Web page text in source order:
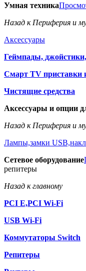
Умная техника
Назад к Периферия и
Аксессуары
Геймпады,
Смарт TV приставки
Чистящие средства
Аксессуары и опции
Назад к Периферия и
Лампы,замки
Сетевое оборудование
репитеры
Назад к главному
PCI E,PCI Wi-Fi
USB Wi-Fi
Коммутаторы Switch
Репитеры